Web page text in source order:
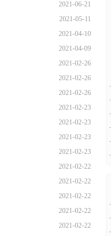
2021-06-21
2021-05-11
2021-04-10
2021-04-09
2021-02-26
2021-02-26
2021-02-26
2021-02-23
2021-02-23
2021-02-23
2021-02-23
2021-02-22
2021-02-22
2021-02-22
2021-02-22
2021-02-22
·
·
·
·
·
·
·
·
·